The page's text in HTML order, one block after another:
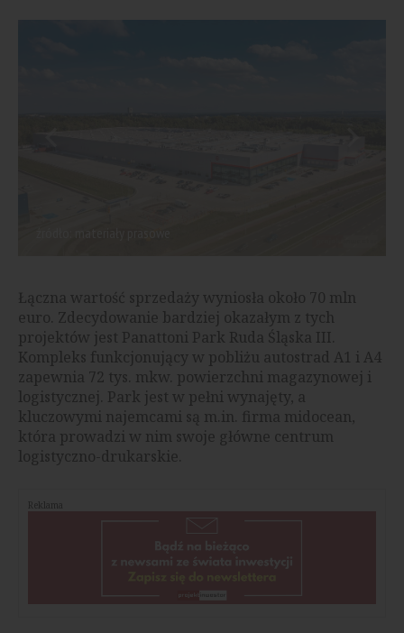
Łączna wartość sprzedaży wyniosła około 70 mln
euro. Zdecydowanie bardziej okazałym z tych
projektów jest Panattoni Park Ruda Śląska III.
Kompleks funkcjonujący w pobliżu autostrad A1 i A4
zapewnia 72 tys. mkw. powierzchni magazynowej i
logistycznej. Park jest w pełni wynajęty, a
kluczowymi najemcami są m.in. firma midocean,
która prowadzi w nim swoje główne centrum
logistyczno-drukarskie.
Reklama